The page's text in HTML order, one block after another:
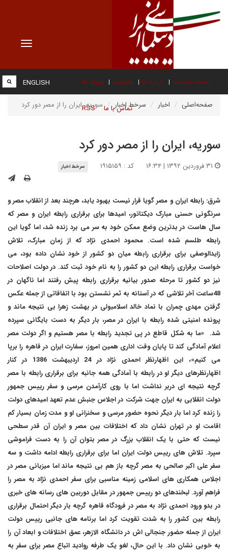
Toggle
صفحه نخست درباره ما عضویت پیوند ها
تماس با ما RSS
ENGLISH
صفحه‌اصلی اخبار سرخط اخبار سوریه، ایران را از مصر دور کرد
سوریه، ایران را از مصر دور کرد
کد : ۱۹۱۵۱۵۹ سرخط اخبار
شرق: رابطه ایران و مصر گویا قرار نیست بهبود یابد، هرچند بعد از انقلاب مصر و
سرنگونی حسنی مبارک دیکتاتور، امیدها برای برقراری رابطه ایران و مصر که
سال هاست در بدترین وضع ممکن خود به سر می برد زنده شد، اما گویا این
رابطه طلسم شده است. محمود احمدی نژاد که از زمان مبارک، تلاش
زایدالوصفی برای برقراری رابطه میان دو کشور از خود نشان داده بود، می
خواست برقراری رابطه این دو کشور را به نام خود ثبت کند. در دولت اصلاحات
نیز دو کشور تا مرحله صدور بیانیه برقراری رابطه پیش رفتند اما ناگهان در
48ساعت آخر تلاشی که در آستانه به ثمر نشستن بود با اتفاقاتی از جمله عکس
گرفتن مهدی چمران با نماد خالد اسلامبولی در بهشت زهرا بی نتیجه ماند و
پرونده امنیتی شده رابطه با ایران در مصر، بار دیگر به دست بایگانی سپرده
شد. «ما به شکل قاطع در پی تجدید رابطه با مصر هستیم و اگر دولت مصر
اعلام آمادگی کند تا پایان وقت اداری همین امروز، سفارت ایران در قاهره را برپا
می کنیم»، این اظهارنظر احمدی نژاد در 24 اردیبهشت 1386 در کنار
اظهارنظرهای دیگر او در رابطه با آمادگی همه جانبه برای برقراری رابطه با مصر
گرچه نتیجه ای دربر نداشت اما با روی کارآمدن مرسی و سفر رییس جمهور
دولت انقلابی به ایران جهت شرکت در اجلاس جنبش عدم تعهد امیدهای دولت
را زنده کرد اما بار دیگر نحوه حضور مرسی و سخنرانی او و مدت زمان بسیار کم
اقامت او در تهران نشان داد که اختلافات بین مصر و ایران آن قدر سطحی
نیست که حتی با یک انقلاب بزرگ در مصر بتوان آن را به دست فراموشی
سپرد. تلاش های رییس دولت ایران اما برای برقراری رابطه ادامه داشت و سه
سفر علی اکبر صالحی به مصر گرچه باز هم بی نتیجه ماند اما میزبانی مصر در
اجلاس همکاری های اسلامی زمینه مناسبی برای سفر احمدی نژاد به مصر را
فراهم آورد. لبخندهای دو رییس جمهور در مقابل دوربین های رسانه های خبری
در بدو ورود احمدی نژاد به مصر در فرودگاه قاهره گرچه بار دیگر احتمال برقراری
رابطه بین کشور را به شدت تقویت کرد اما برنامه های جانبی رییس دولت
ایران از جمله حضور جنجالی اش در دانشگاه الازهر، عمق اختلافات و ابعاد آن را
به خوبی نشان داد. با این حال، لغو یک طرفه روادید اتباع مصر برای سفر به